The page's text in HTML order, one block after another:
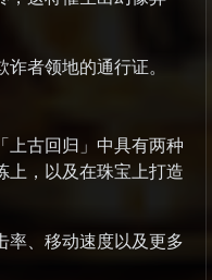
者领地的通行证。
上古回归」中具有两种
上，以及在珠宝上打造
率、移动速度以及更多